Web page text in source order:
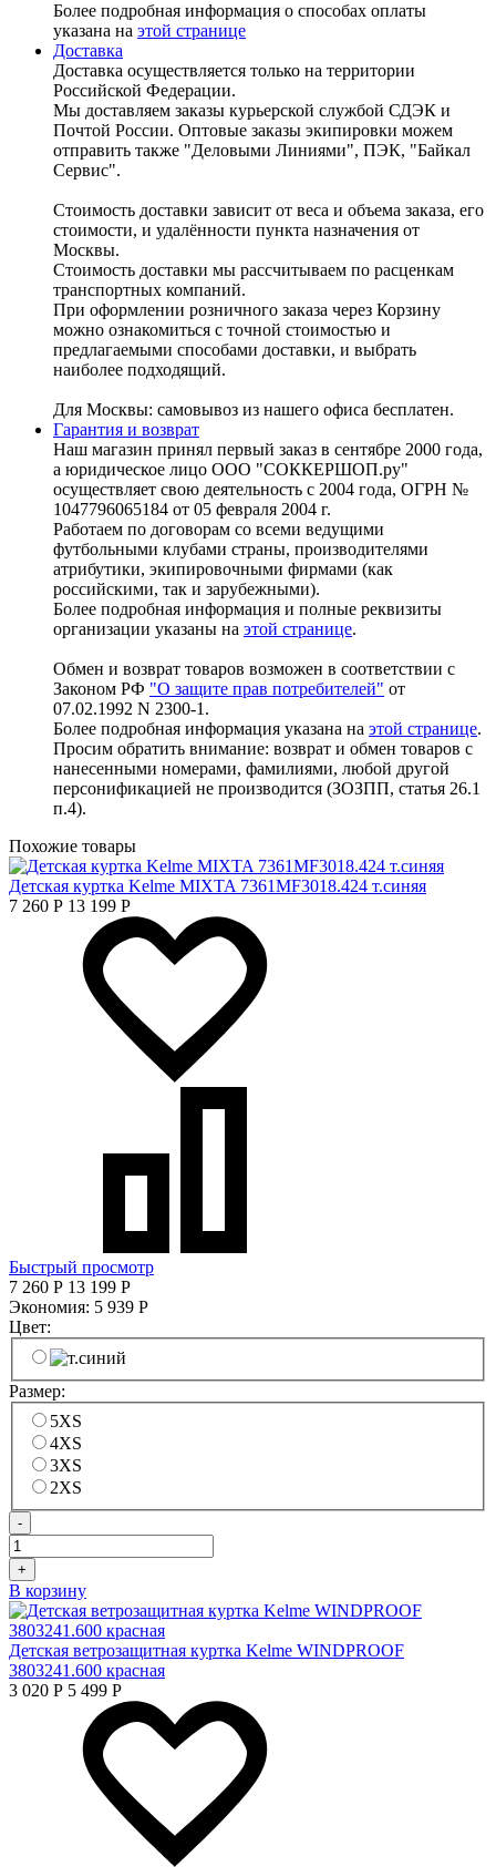
Более подробная информация о способах оплаты
указана на этой странице
Доставка
Доставка осуществляется только на территории
Российской Федерации.
Мы доставляем заказы курьерской службой СДЭК и
Почтой России. Оптовые заказы экипировки можем
отправить также "Деловыми Линиями", ПЭК, "Байкал
Сервис".
Стоимость доставки зависит от веса и объема заказа, его
стоимости, и удалённости пункта назначения от
Москвы.
Стоимость доставки мы рассчитываем по расценкам
транспортных компаний.
При оформлении розничного заказа через Корзину
можно ознакомиться с точной стоимостью и
предлагаемыми способами доставки, и выбрать
наиболее подходящий.
Для Москвы: самовывоз из нашего офиса бесплатен.
Гарантия и возврат
Наш магазин принял первый заказ в сентябре 2000 года,
а юридическое лицо ООО "СОККЕРШОП.ру"
осуществляет свою деятельность с 2004 года, ОГРН №
1047796065184 от 05 февраля 2004 г.
Работаем по договорам со всеми ведущими
футбольными клубами страны, производителями
атрибутики, экипировочными фирмами (как
российскими, так и зарубежными).
Более подробная информация и полные реквизиты
организации указаны на этой странице.
Обмен и возврат товаров возможен в соответствии с
Законом РФ "О защите прав потребителей" от
07.02.1992 N 2300-1.
Более подробная информация указана на этой странице.
Просим обратить внимание: возврат и обмен товаров с
нанесенными номерами, фамилиями, любой другой
персонификацией не производится (ЗОЗПП, статья 26.1
п.4).
Похожие товары
Детская куртка Kelme MIXTA 7361MF3018.424 т.синяя
7 260 Р 13 199 Р
Быстрый просмотр
7 260 Р 13 199 Р
Экономия: 5 939 Р
Цвет:
Размер:
5XS
4XS
3XS
2XS
-
+
В корзину
Детская ветрозащитная куртка Kelme WINDPROOF
3803241.600 красная
3 020 Р 5 499 Р